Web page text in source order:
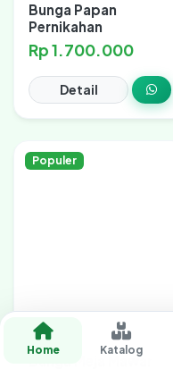
Bunga Papan
Pernikahan
Rp 1.700.000
Detail
Populer
Bunga Meja Mawar
Home Katalog